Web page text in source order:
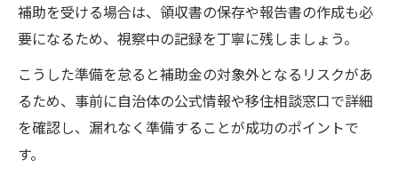
補助を受ける場合は、領収書の保存や報告書の作成も必
要になるため、視察中の記録を丁寧に残しましょう。
こうした準備を怠ると補助金の対象外となるリスクがあ
るため、事前に自治体の公式情報や移住相談窓口で詳細
を確認し、漏れなく準備することが成功のポイントで
す。